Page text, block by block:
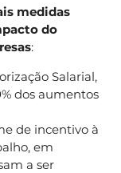
medidas
do
:
Salarial,
dos aumentos
de incentivo à
em
a ser